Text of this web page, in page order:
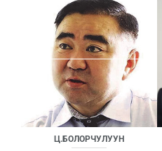
Ц.БОЛОРЧУЛУУН